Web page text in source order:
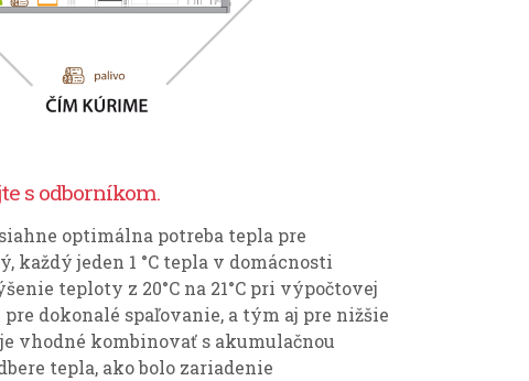
s odborníkom.
optimálna potreba tepla pre
každý jeden 1 °C tepla v domácnosti
teploty z 20°C na 21°C pri výpočtovej
dokonalé spaľovanie, a tým aj pre nižšie
vhodné kombinovať s akumulačnou
tepla, ako bolo zariadenie